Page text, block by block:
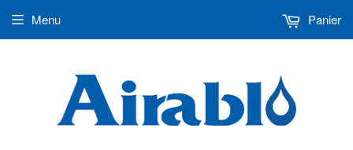
Menu Panier